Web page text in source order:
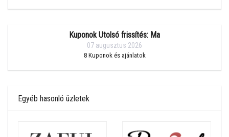
Kuponok Utolsó frissítés: Ma
07 augusztus 2026
8Kuponok és ajánlatok
Egyéb hasonló üzletek